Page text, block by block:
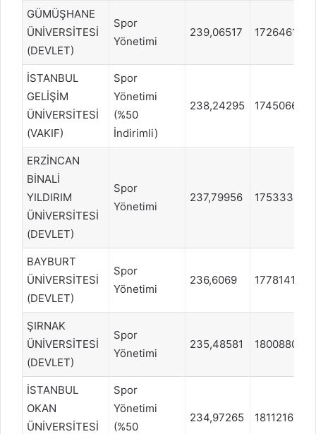
GÜMÜŞHANE
ÜNİVERSİTESİ
(DEVLET)
Spor
Yönetimi
239,06517 1726461
İSTANBUL
GELİŞİM
ÜNİVERSİTESİ
(VAKIF)
Spor
Yönetimi
(%50
İndirimli)
238,24295 1745066
ERZİNCAN
BİNALİ
YILDIRIM
ÜNİVERSİTESİ
(DEVLET)
Spor
Yönetimi
237,79956 1753334
BAYBURT
ÜNİVERSİTESİ
(DEVLET)
Spor
Yönetimi
236,6069 1778141
ŞIRNAK
ÜNİVERSİTESİ
(DEVLET)
Spor
Yönetimi
235,48581 1800880
İSTANBUL
OKAN
ÜNİVERSİTESİ
Spor
Yönetimi
(%50
234,97265 1811216